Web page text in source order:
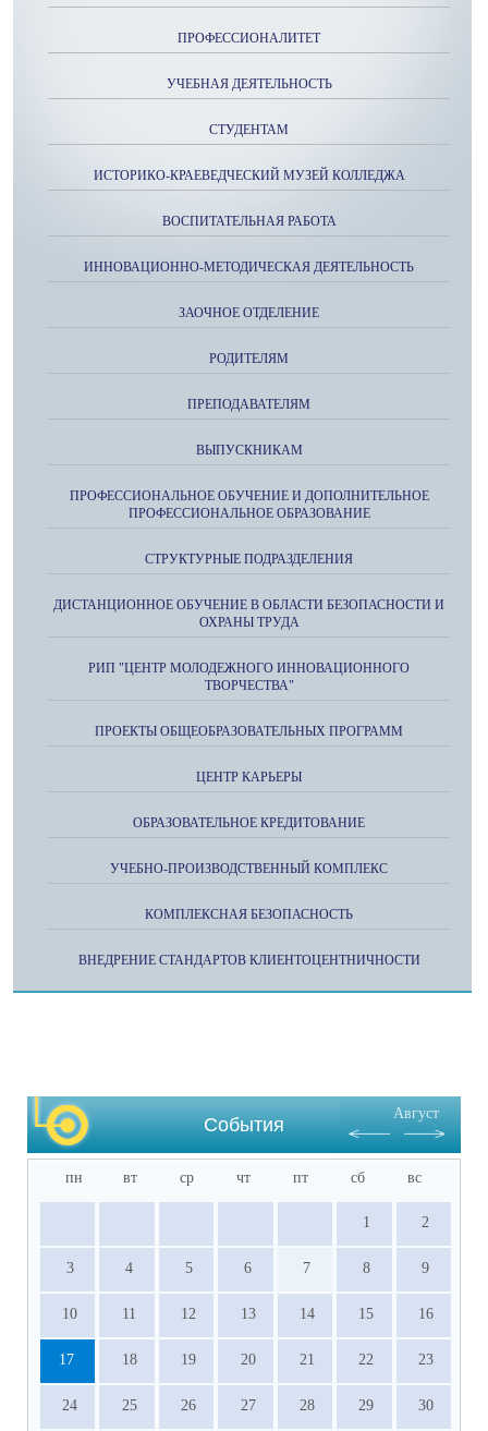
ПРОФЕССИОНАЛИТЕТ
УЧЕБНАЯ ДЕЯТЕЛЬНОСТЬ
СТУДЕНТАМ
ИСТОРИКО-КРАЕВЕДЧЕСКИЙ МУЗЕЙ КОЛЛЕДЖА
ВОСПИТАТЕЛЬНАЯ РАБОТА
ИННОВАЦИОННО-МЕТОДИЧЕСКАЯ ДЕЯТЕЛЬНОСТЬ
ЗАОЧНОЕ ОТДЕЛЕНИЕ
РОДИТЕЛЯМ
ПРЕПОДАВАТЕЛЯМ
ВЫПУСКНИКАМ
ПРОФЕССИОНАЛЬНОЕ ОБУЧЕНИЕ И ДОПОЛНИТЕЛЬНОЕ
ПРОФЕССИОНАЛЬНОЕ ОБРАЗОВАНИЕ
СТРУКТУРНЫЕ ПОДРАЗДЕЛЕНИЯ
ДИСТАНЦИОННОЕ ОБУЧЕНИЕ В ОБЛАСТИ БЕЗОПАСНОСТИ И
ОХРАНЫ ТРУДА
РИП "ЦЕНТР МОЛОДЕЖНОГО ИННОВАЦИОННОГО
ТВОРЧЕСТВА"
ПРОЕКТЫ ОБЩЕОБРАЗОВАТЕЛЬНЫХ ПРОГРАММ
ЦЕНТР КАРЬЕРЫ
ОБРАЗОВАТЕЛЬНОЕ КРЕДИТОВАНИЕ
УЧЕБНО-ПРОИЗВОДСТВЕННЫЙ КОМПЛЕКС
КОМПЛЕКСНАЯ БЕЗОПАСНОСТЬ
ВНЕДРЕНИЕ СТАНДАРТОВ КЛИЕНТОЦЕНТНИЧНОСТИ
События
Август
пн вт ср чт пт сб вс
1 2
3 4 5 6 7 8 9
10 11 12 13 14 15 16
17 18 19 20 21 22 23
24 25 26 27 28 29 30